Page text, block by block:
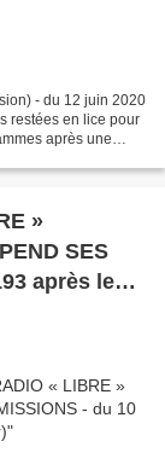
- du 12 juin 2020
restées en lice pour
après une
»
SES
après le